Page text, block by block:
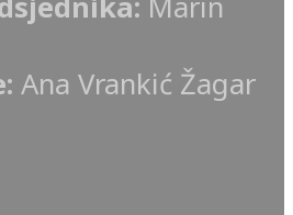
Ana Vrankić Žagar